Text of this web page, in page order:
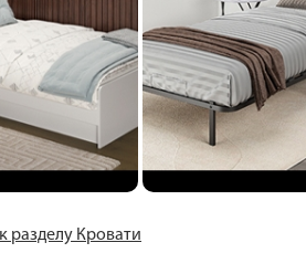
разделу Кровати